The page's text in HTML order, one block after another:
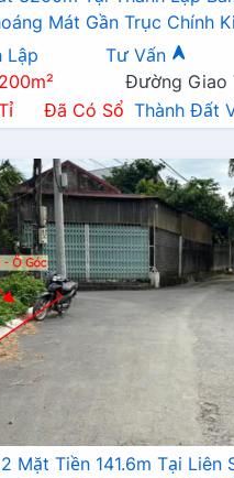
Mát Gần Trục Chính
Lập Tư Vấn
Đường Giao
Đã Có Sổ Thành Đất
Mặt Tiền 141.6m Tại